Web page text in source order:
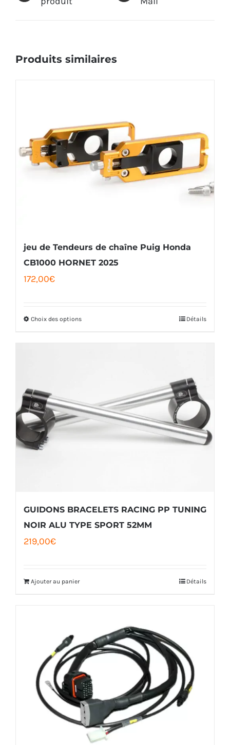
Produits similaires
jeu de Tendeurs de chaîne Puig Honda
CB1000 HORNET 2025
172,00€
Choix des optionsCe
Les
options
peuvent
la
page
Détails
GUIDONS BRACELETS RACING PP TUNING
NOIR ALU TYPE SPORT 52MM
219,00€
Ajouter au panier Détails